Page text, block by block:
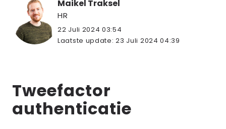
Maikel Traksel
HR
22 Juli 2024 03:54
Laatste update:23 Juli 2024 04:39
Tweefactor
authenticatie